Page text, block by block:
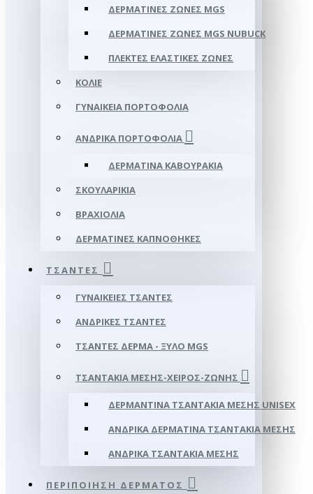
ΔΕΡΜΆΤΙΝΕΣ ΖΏΝΕΣ MGS
ΔΕΡΜΆΤΙΝΕΣ ΖΏΝΕΣ MGS NUBUCK
ΠΛΕΚΤΈΣ ΕΛΑΣΤΙΚΈΣ ΖΏΝΕΣ
ΚΟΛΙΈ
ΓΥΝΑΙΚΕΊΑ ΠΟΡΤΟΦΌΛΙΑ
ΑΝΔΡΙΚΆ ΠΟΡΤΟΦΌΛΙΑ
ΔΕΡΜΆΤΙΝΑ ΚΑΒΟΥΡΆΚΙΑ
ΣΚΟΥΛΑΡΊΚΙΑ
ΒΡΑΧΙΌΛΙΑ
ΔΕΡΜΆΤΙΝΕΣ ΚΑΠΝΟΘΉΚΕΣ
ΤΣΆΝΤΕΣ
ΓΥΝΑΙΚΕΊΕΣ ΤΣΆΝΤΕΣ
ΑΝΔΡΙΚΈΣ ΤΣΆΝΤΕΣ
ΤΣΆΝΤΕΣ ΔΈΡΜΑ - ΞΎΛΟ MGS
ΤΣΑΝΤΆΚΙΑ ΜΈΣΗΣ-ΧΕΙΡΌΣ-ΖΏΝΗΣ
ΔΕΡΜΆΝΤΙΝΑ ΤΣΑΝΤΆΚΙΑ ΜΈΣΗΣ UNISEX
ΑΝΔΡΙΚΆ ΔΕΡΜΆΤΙΝΑ ΤΣΑΝΤΆΚΙΑ ΜΈΣΗΣ
ΑΝΔΡΙΚΆ ΤΣΑΝΤΆΚΙΑ ΜΈΣΗΣ
ΠΕΡΙΠΟΊΗΣΗ ΔΈΡΜΑΤΟΣ